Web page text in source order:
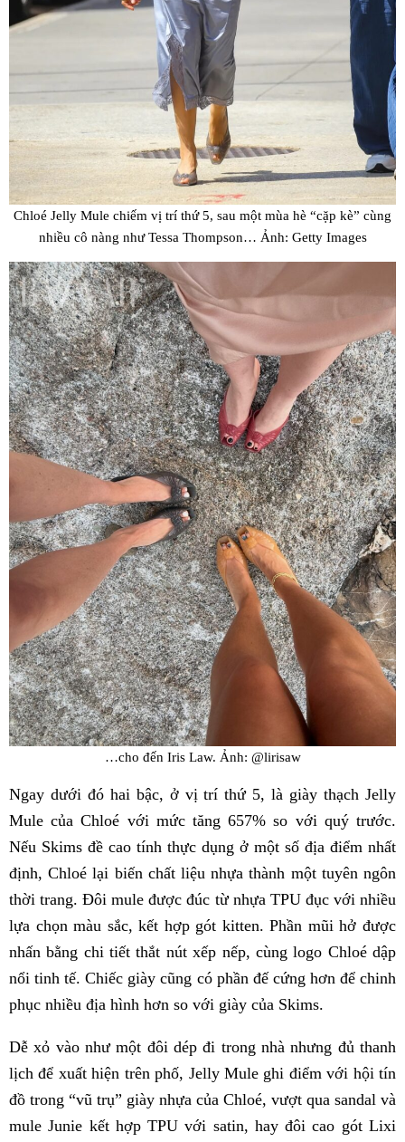
Chloé Jelly Mule chiếm vị trí thứ 5, sau một mùa hè “cặp kè” cùng
nhiều cô nàng như Tessa Thompson… Ảnh: Getty Images
…cho đến Iris Law. Ảnh: @lirisaw
Ngay dưới đó hai bậc, ở vị trí thứ 5, là giày thạch Jelly
Mule của Chloé với mức tăng 657% so với quý trước.
Nếu Skims đề cao tính thực dụng ở một số địa điểm nhất
định, Chloé lại biến chất liệu nhựa thành một tuyên ngôn
thời trang. Đôi mule được đúc từ nhựa TPU đục với nhiều
lựa chọn màu sắc, kết hợp gót kitten. Phần mũi hở được
nhấn bằng chi tiết thắt nút xếp nếp, cùng logo Chloé dập
nổi tinh tế. Chiếc giày cũng có phần đế cứng hơn để chinh
phục nhiều địa hình hơn so với giày của Skims.
Dễ xỏ vào như một đôi dép đi trong nhà nhưng đủ thanh
lịch để xuất hiện trên phố, Jelly Mule ghi điểm với hội tín
đồ trong “vũ trụ” giày nhựa của Chloé, vượt qua sandal và
mule Junie kết hợp TPU với satin, hay đôi cao gót Lixi